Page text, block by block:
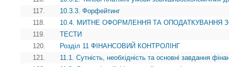
117.
10.3.3. Форфейтинг
118.
10.4. МИТНЕ ОФОРМЛЕННЯ ТА ОПОДАТКУВАННЯ
119.
ТЕСТИ
120.
Розділ 11 ФІНАНСОВИЙ КОНТРОЛІНГ
121.
11.1. Сутність, необхідність та основні завдання